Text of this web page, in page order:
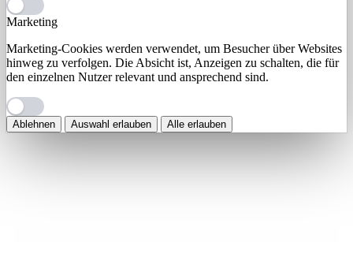
Marketing
Marketing-Cookies werden verwendet, um Besucher über Websites
hinweg zu verfolgen. Die Absicht ist, Anzeigen zu schalten, die für
den einzelnen Nutzer relevant und ansprechend sind.
Ablehnen Auswahl erlauben Alle erlauben